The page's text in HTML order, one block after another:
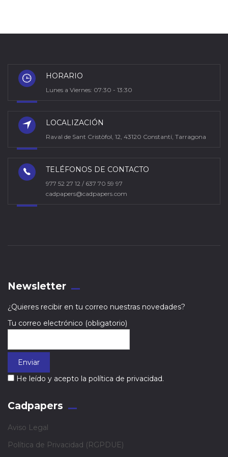
HORARIO
Lunes a Viernes: 07:30 - 13:30
LOCALIZACIÓN
Raval de Sant Cristòfol, 12, 43120 Constantí, Tarragona
TELÉFONOS DE CONTACTO
977 52 27 12 / 637 70 59 97
cadpapers@cadpapers.com
Newsletter
¿Quieres recibir en tu correo nuestras novedades?
Tu correo electrónico (obligatorio)
He leído y acepto la política de privacidad.
Cadpapers
Aviso Legal
Política de Privacidad (RGPDUE)